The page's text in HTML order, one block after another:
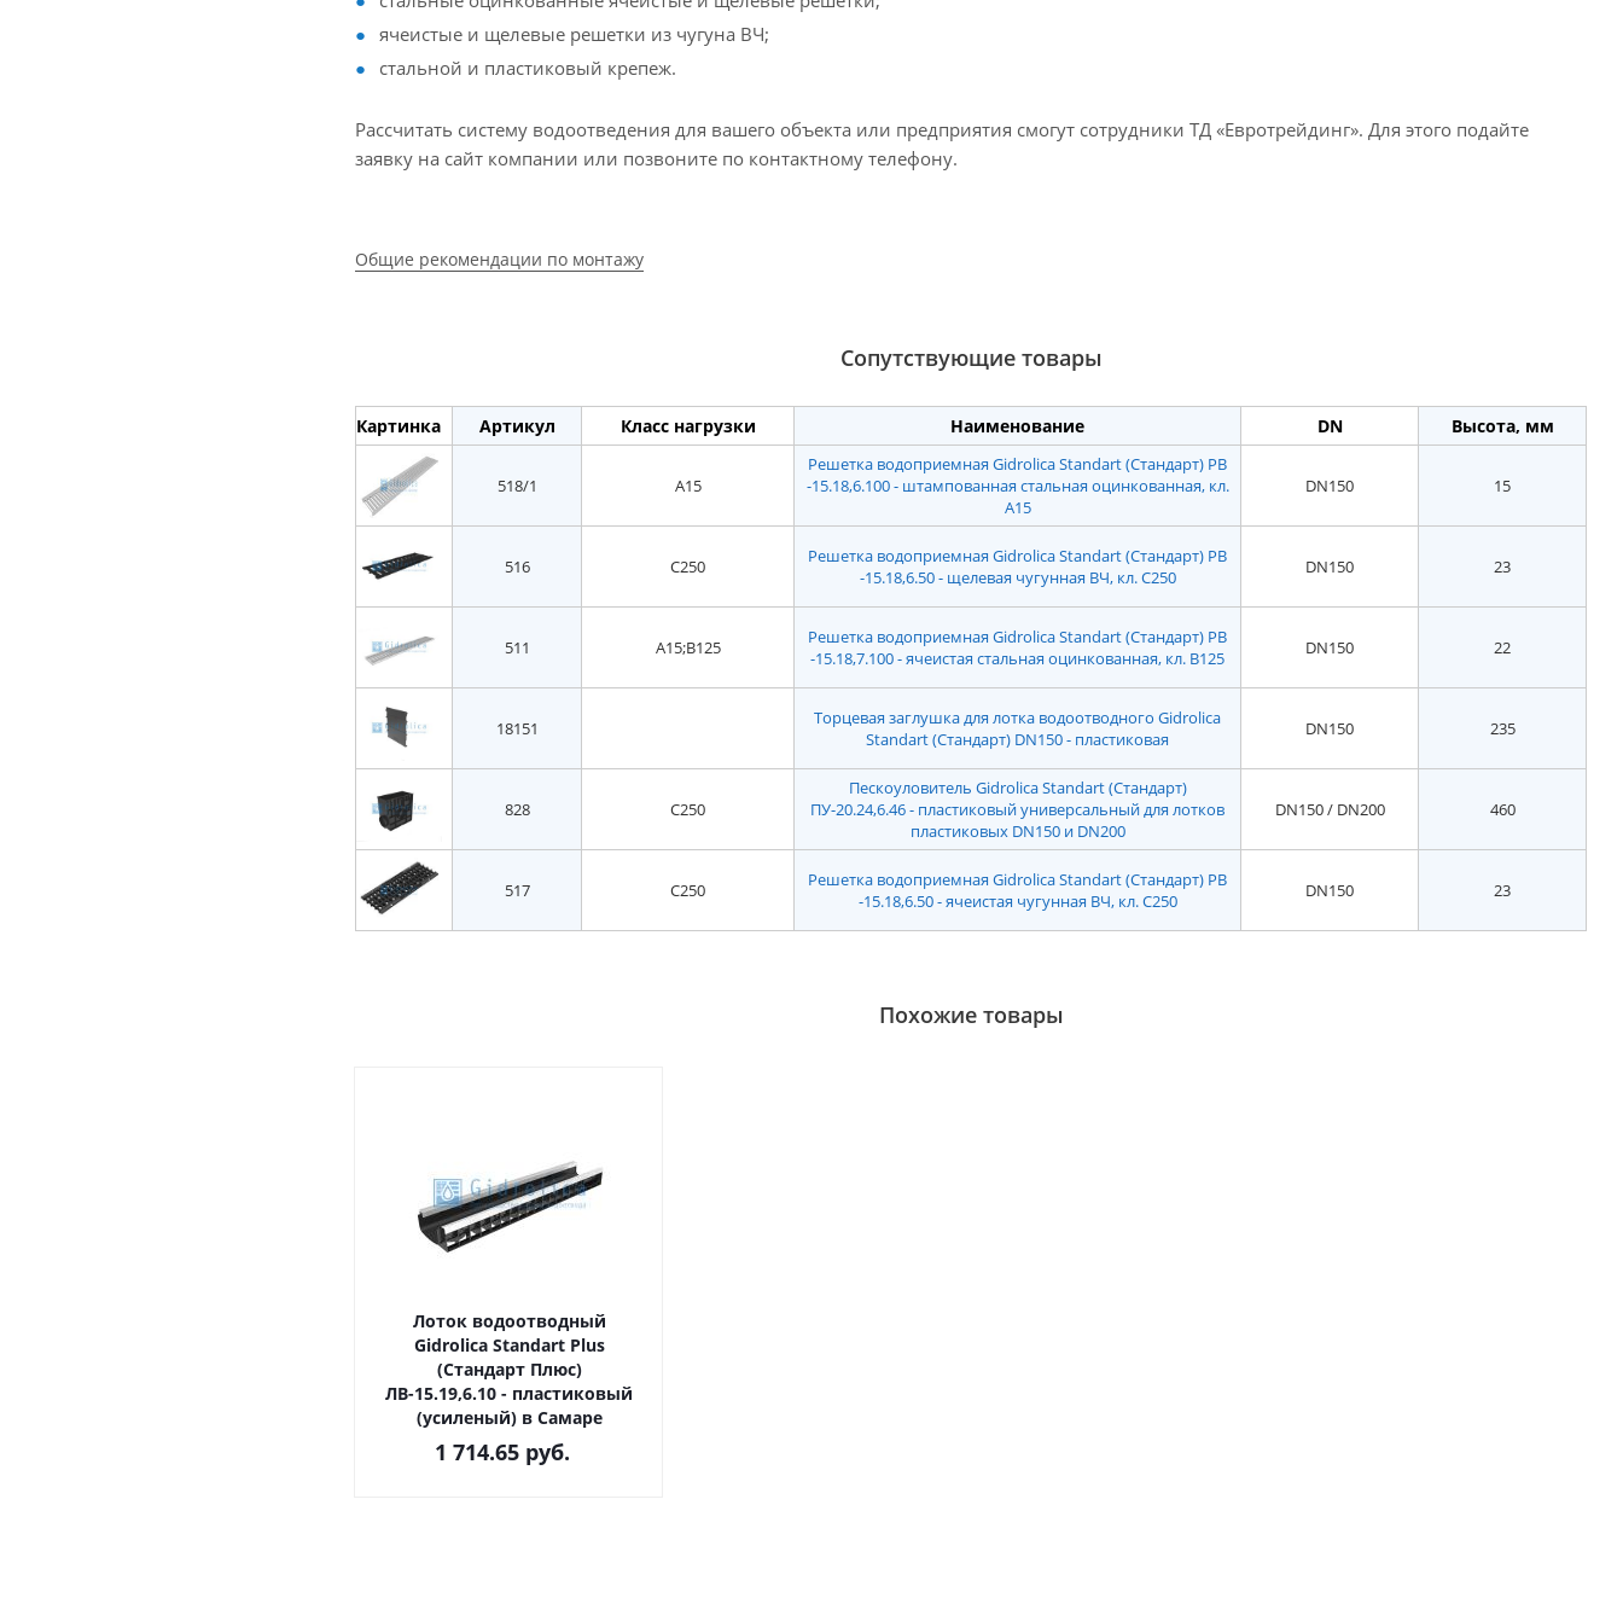
ячеистые и щелевые решетки из чугуна ВЧ;
стальной и пластиковый крепеж.
Рассчитать систему водоотведения для вашего объекта или предприятия смогут сотрудники ТД «Евротрейдинг». Для этого подайте
заявку на сайт компании или позвоните по контактному телефону.
Общие рекомендации по монтажу
Сопутствующие товары
Картинка Артикул Класс нагрузки Наименование DN Высота, мм
518/1 A15
Решетка водоприемная Gidrolica Standart (Стандарт) РВ
-15.18,6.100 - штампованная стальная оцинкованная, кл.
А15
DN150 15
516 C250
Решетка водоприемная Gidrolica Standart (Стандарт) РВ
-15.18,6.50 - щелевая чугунная ВЧ, кл. С250
DN150 23
511 A15;B125
Решетка водоприемная Gidrolica Standart (Стандарт) РВ
-15.18,7.100 - ячеистая стальная оцинкованная, кл. В125
DN150 22
18151
Торцевая заглушка для лотка водоотводного Gidrolica
Standart (Стандарт) DN150 - пластиковая
DN150 235
828 C250
Пескоуловитель Gidrolica Standart (Стандарт)
ПУ-20.24,6.46 - пластиковый универсальный для лотков
пластиковых DN150 и DN200
DN150 / DN200 460
517 C250
Решетка водоприемная Gidrolica Standart (Стандарт) РВ
-15.18,6.50 - ячеистая чугунная ВЧ, кл. С250
DN150 23
Похожие товары
Лоток водоотводный
Gidrolica Standart Plus
(Стандарт Плюс)
ЛВ-15.19,6.10 - пластиковый
(усиленый) в Самаре
1 714.65 руб.